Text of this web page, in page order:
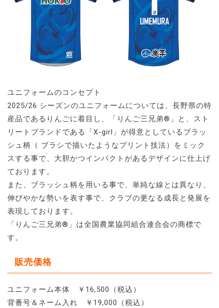
ユニフォームのコンセプト
2025/26 シーズンのユニフォームについては、長野県の特
産品であるりんごに着目し、「りんご三兄弟®」と、スト
リートブランドである「X-girl」が得意としているブラッ
シュ柄（ ブラシで描いたようなプリント技法）をミック
スする事で、大胆かつインパクトがあるデザインに仕上げ
ております。
また、ブラッシュ柄を用いる事で、単純な線とは異なり、
伸びやかな勢いを表す事で、クラブの更なる成長と発展を
表現しております。
「りんご三兄弟®」は全国農業協同組合連合会の商標で
す。
販売価格
ユニフォーム本体 ￥16,500（税込）
背番号＆ネーム入れ ￥19,000（税込）